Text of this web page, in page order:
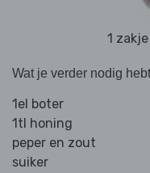
1
Wat je verder nodig hebt
1el boter
1tl honing
peper en zout
suiker